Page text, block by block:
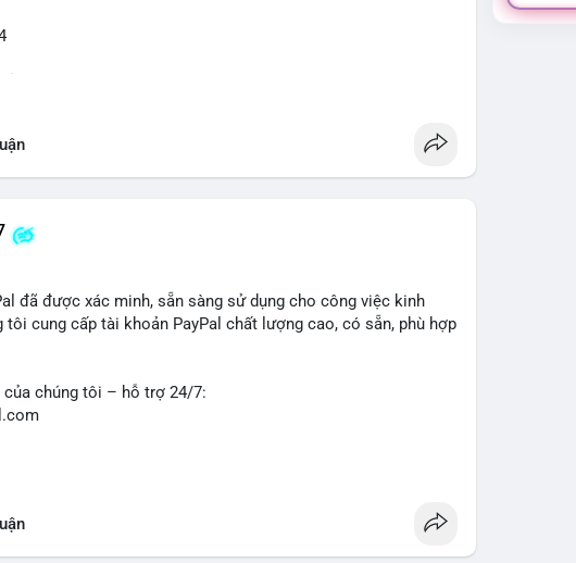
đã được xác minh, sẵn sàng sử dụng cho công việc kinh
tôi cung cấp tài khoản PayPal chất lượng cao, có sẵn, phù hợp
của chúng tôi – hỗ trợ 24/7:
để được tư vấn chi tiết.